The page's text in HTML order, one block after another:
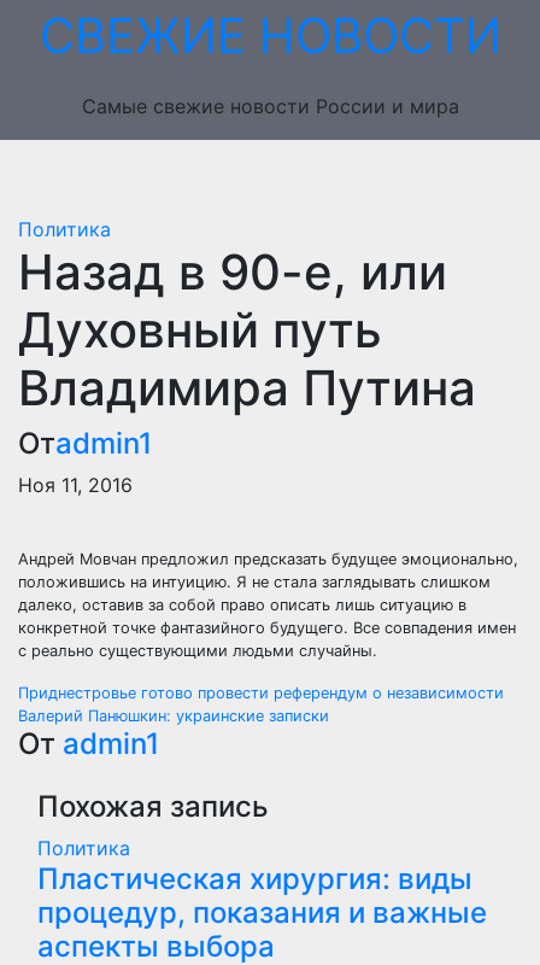
ПерейтиСВЕЖИЕ НОВОСТИ
Самые свежие новости России и мира
Политика
Назад в 90-е, или
Духовный путь
Владимира Путина
Отadmin1
Ноя 11, 2016
Андрей Мовчан предложил предсказать будущее эмоционально,
положившись на интуицию. Я не стала заглядывать слишком
далеко, оставив за собой право описать лишь ситуацию в
конкретной точке фантазийного будущего. Все совпадения имен
с реально существующими людьми случайны.
Навигация
по
записям
Приднестровье готово провести референдум о независимости
Валерий Панюшкин: украинские записки
От admin1
Похожая запись
Политика
Пластическая хирургия: виды
процедур, показания и важные
аспекты выбора